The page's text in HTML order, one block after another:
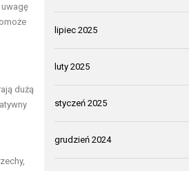
dużą
lipiec 2025
luty 2025
styczeń 2025
grudzień 2024